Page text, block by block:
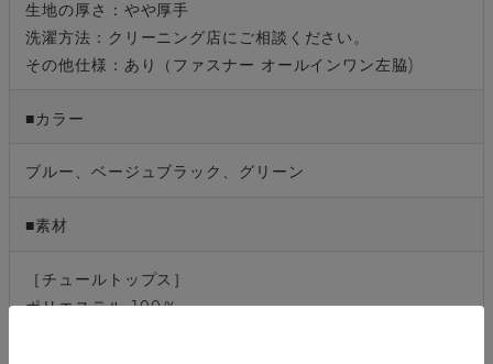
生地の厚さ：やや厚手
洗濯方法：クリーニング店にご相談ください。
その他仕様：あり（ファスナー オールインワン左脇)
■カラー
ブルー、ベージュブラック、グリーン
■素材
［チュールトップス］
ポリエステル 100％